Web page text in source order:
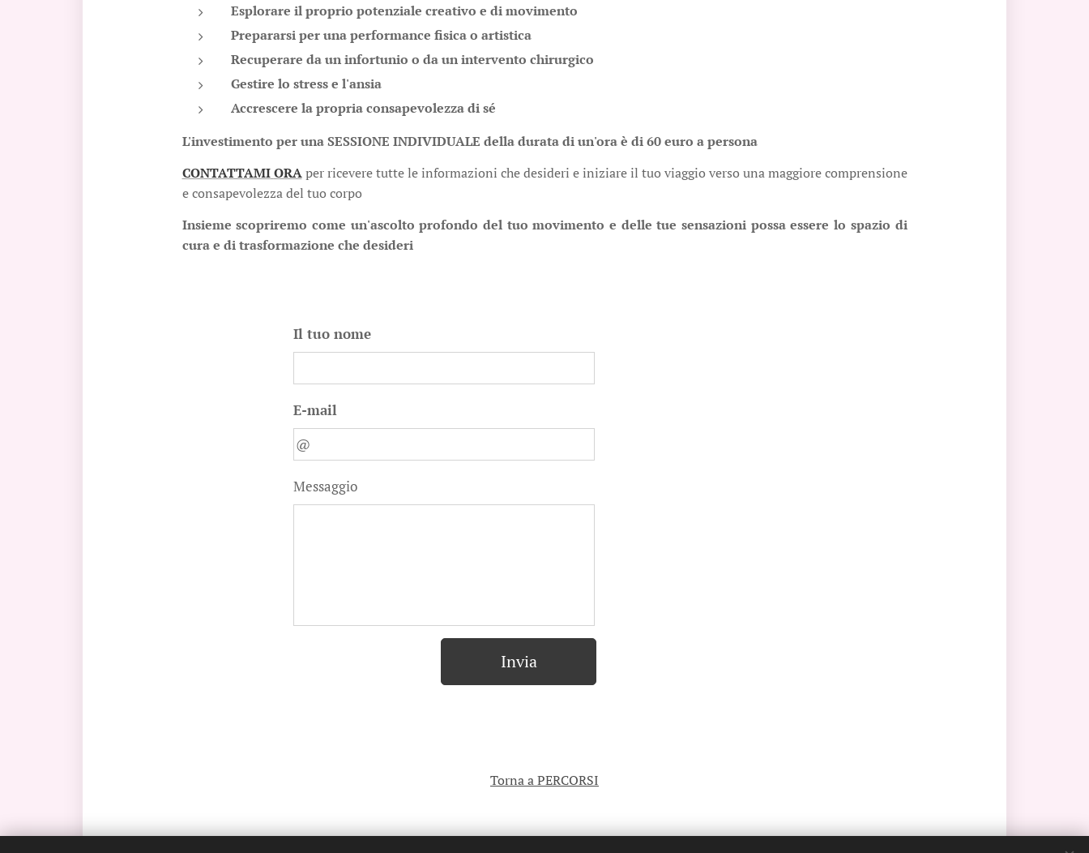
Esplorare il proprio potenziale creativo e di movimento
Prepararsi per una performance fisica o artistica
Recuperare da un infortunio o da un intervento chirurgico
Gestire lo stress e l'ansia
Accrescere la propria consapevolezza di sé
L'investimento per una SESSIONE INDIVIDUALE della durata di un'ora è di 60 euro a persona
CONTATTAMI ORA per ricevere tutte le informazioni che desideri e iniziare il tuo viaggio verso una maggiore comprensione
e consapevolezza del tuo corpo
Insieme scopriremo come un'ascolto profondo del tuo movimento e delle tue sensazioni possa essere lo spazio di
cura e di trasformazione che desideri
Il tuo nome
E-mail
Messaggio
Invia
Torna a PERCORSI